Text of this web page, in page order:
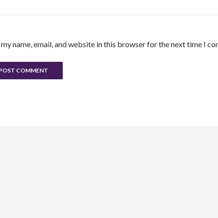
my name, email, and website in this browser for the next time I